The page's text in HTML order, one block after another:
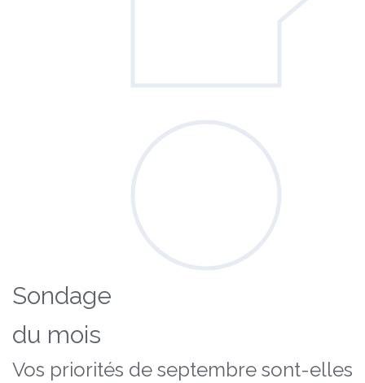
Sondage
du mois
Vos priorités de septembre sont-elles